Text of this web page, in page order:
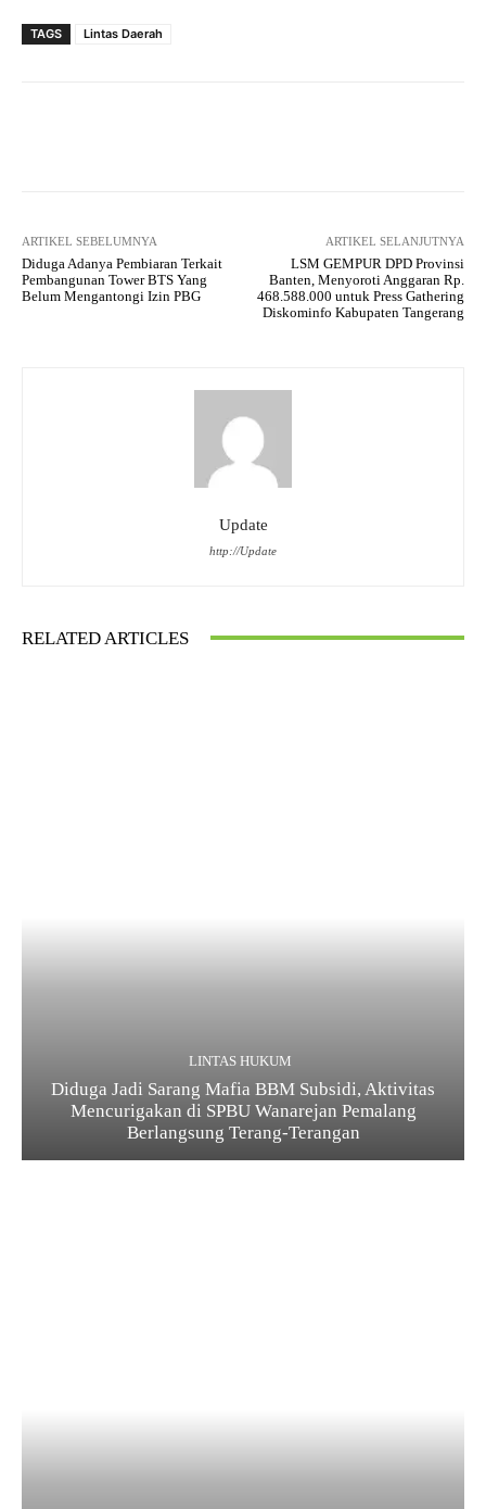
TAGS Lintas Daerah
ARTIKEL SEBELUMNYA
Diduga Adanya Pembiaran Terkait
Pembangunan Tower BTS Yang
Belum Mengantongi Izin PBG
ARTIKEL SELANJUTNYA
LSM GEMPUR DPD Provinsi
Banten, Menyoroti Anggaran Rp.
468.588.000 untuk Press Gathering
Diskominfo Kabupaten Tangerang
Update
http://Update
RELATED ARTICLES
LINTAS HUKUM
Diduga Jadi Sarang Mafia BBM Subsidi, Aktivitas
Mencurigakan di SPBU Wanarejan Pemalang
Berlangsung Terang-Terangan